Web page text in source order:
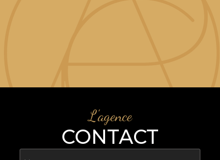
L'agence
CONTACT
Nom